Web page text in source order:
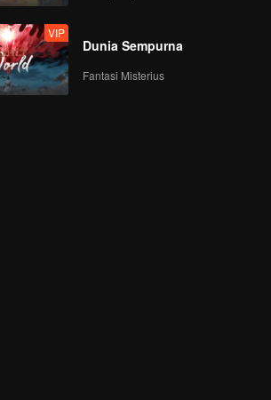
VIP
Dunia Sempurna
Fantasi Misterius